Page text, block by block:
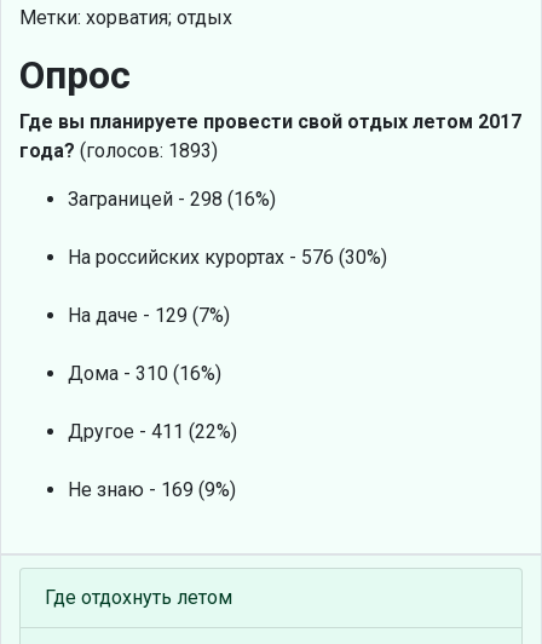
Метки: хорватия; отдых
Опрос
Где вы планируете провести свой отдых летом 2017
года? (голосов: 1893)
Заграницей - 298 (16%)
На российских курортах - 576 (30%)
На даче - 129 (7%)
Дома - 310 (16%)
Другое - 411 (22%)
Не знаю - 169 (9%)
Где отдохнуть летом